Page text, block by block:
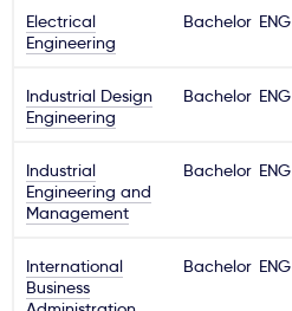
Electrical
Engineering
Bachelor ENG
Industrial Design
Engineering
Bachelor ENG
Industrial
Engineering and
Management
Bachelor ENG
International
Business
Bachelor ENG